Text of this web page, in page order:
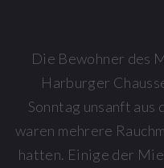
Die Bewohner des
Harburger
Sonntag unsanft aus
waren mehrere
hatten. Einige der